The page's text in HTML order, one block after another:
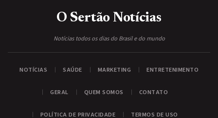
O Sertão Notícias
Notícias todos os dias do Brasil e do mundo
NOTÍCIAS SAÚDE MARKETING ENTRETENIMENTO
GERAL QUEM SOMOS CONTATO
POLÍTICA DE PRIVACIDADE TERMOS DE USO